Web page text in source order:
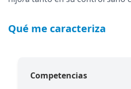
Qué me caracteriza
Competencias